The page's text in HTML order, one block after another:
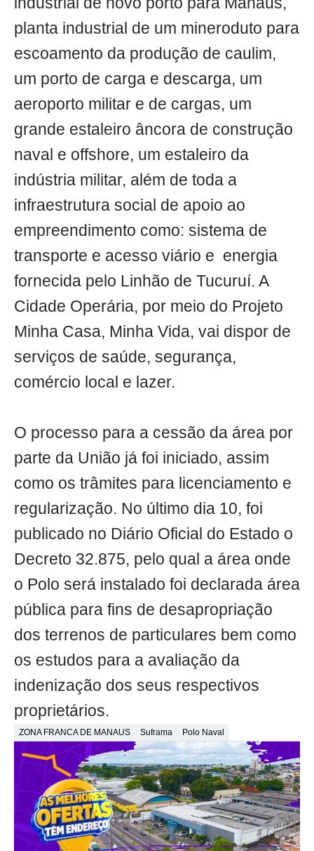
planta industrial de um mineroduto para
escoamento da produção de caulim,
um porto de carga e descarga, um
aeroporto militar e de cargas, um
grande estaleiro âncora de construção
naval e offshore, um estaleiro da
indústria militar, além de toda a
infraestrutura social de apoio ao
empreendimento como: sistema de
transporte e acesso viário e energia
fornecida pelo Linhão de Tucuruí. A
Cidade Operária, por meio do Projeto
Minha Casa, Minha Vida, vai dispor de
serviços de saúde, segurança,
comércio local e lazer.
O processo para a cessão da área por
parte da União já foi iniciado, assim
como os trâmites para licenciamento e
regularização. No último dia 10, foi
publicado no Diário Oficial do Estado o
Decreto 32.875, pelo qual a área onde
o Polo será instalado foi declarada área
pública para fins de desapropriação
dos terrenos de particulares bem como
os estudos para a avaliação da
indenização dos seus respectivos
proprietários.
ZONA FRANCA DE MANAUS Suframa Polo Naval